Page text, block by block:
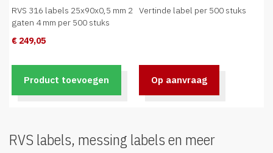
RVS 316 labels 25x90x0,5 mm 2
gaten 4 mm per 500 stuks
€ 249,05
Product toevoegen
Vertinde label per 500 stuks
Op aanvraag
RVS labels, messing labels en meer